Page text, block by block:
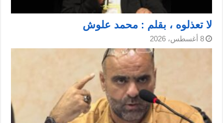
لا تعذلوه ، بقلم : محمد علوش
8 أغسطس، 2026